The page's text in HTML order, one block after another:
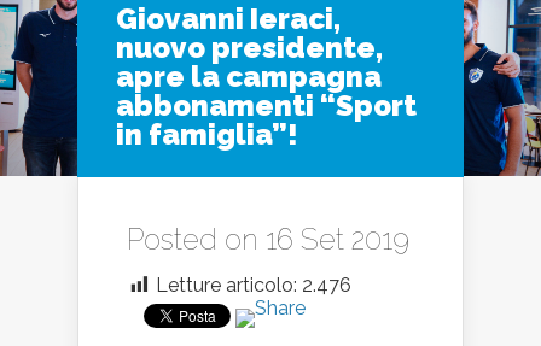
Giovanni Ieraci,
nuovo presidente,
apre la campagna
abbonamenti “Sport
in famiglia”!
Posted on 16 Set 2019
Letture articolo: 2.476